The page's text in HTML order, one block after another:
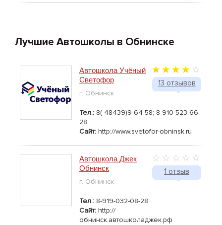
Лучшие Автошколы в Обнинске
13 отзывов
Автошкола Учёный
Светофор
г. Обнинск
Тел.: 8( 48439)9-64-58; 8-910-523-66-
28
Сайт: http://www.svetofor-obninsk.ru
1 отзыв
Автошкола Джек
Обнинск
г. Обнинск
Тел.: 8-919-032-08-28
Сайт: http://
обнинск.автошколаджек.рф